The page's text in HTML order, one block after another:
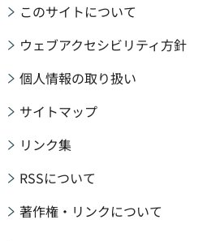
このサイトについて
ウェブアクセシビリティ方針
個人情報の取り扱い
サイトマップ
リンク集
RSSについて
著作権・リンクについて